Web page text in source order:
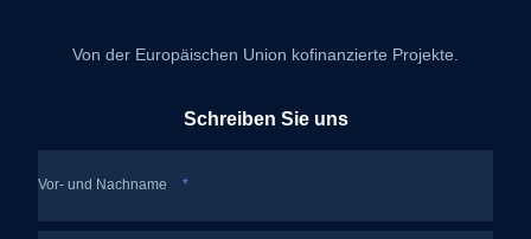
Von der Europäischen Union kofinanzierte Projekte.
Schreiben Sie uns
Vor- und Nachname *